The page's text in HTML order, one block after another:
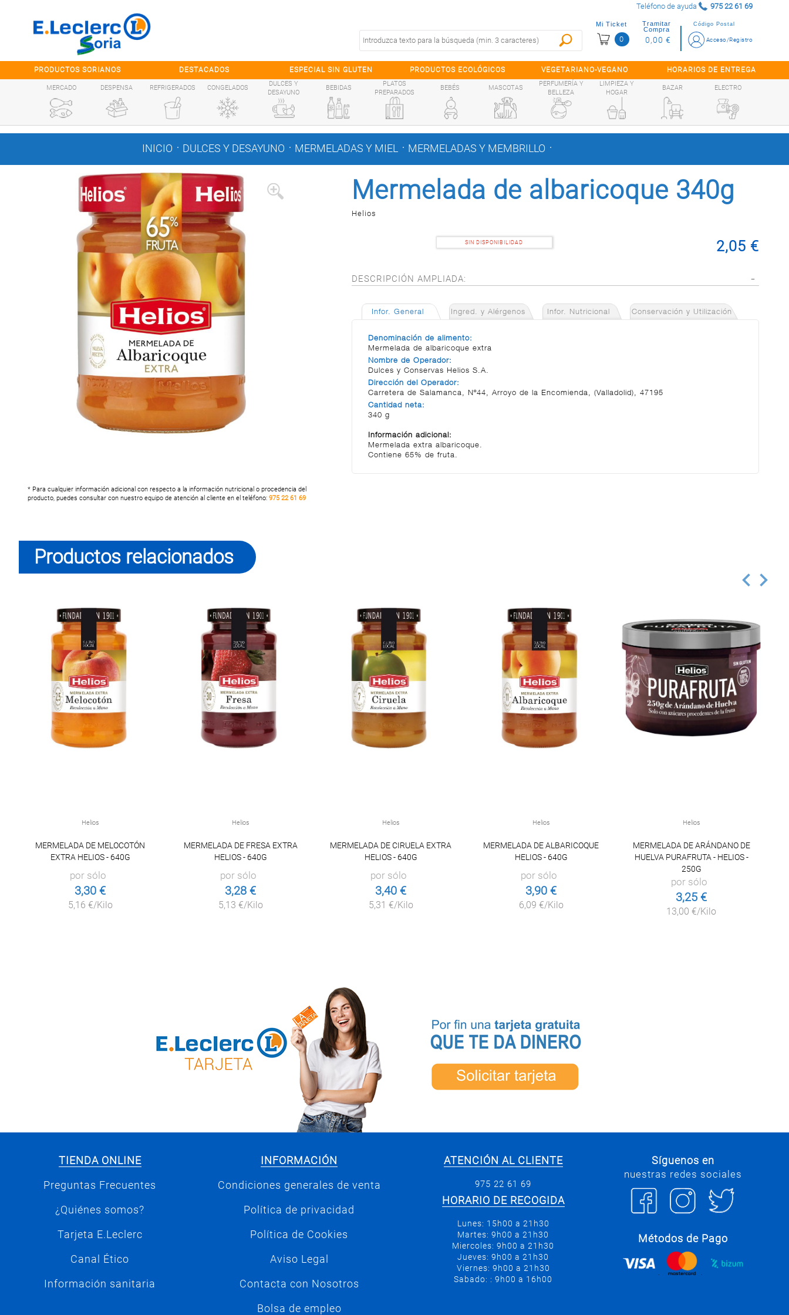
Teléfono de ayuda 975 22 61 69
Código Postal
Acceso/Registro
Mi Ticket
0
Tramitar
Compra
0,00 €
PRODUCTOS SORIANOS DESTACADOS ESPECIAL SIN GLUTEN PRODUCTOS ECOLÓGICOS VEGETARIANO-VEGANO HORARIOS DE ENTREGA
MERCADO DESPENSA REFRIGERADOS CONGELADOS
DULCES Y
DESAYUNO
BEBIDAS
PLATOS
PREPARADOS
BEBÉS MASCOTAS
PERFUMERÍA Y
BELLEZA
LIMPIEZA Y
HOGAR
BAZAR ELECTRO
INICIO . DULCES Y DESAYUNO . MERMELADAS Y MIEL . MERMELADAS Y MEMBRILLO .
Mermelada de albaricoque 340g
Helios
SIN DISPONIBILIDAD 2,05 €
DESCRIPCIÓN AMPLIADA:
Infor. General Ingred. y Alérgenos Infor. Nutricional Conservación y Utilización
Denominación de alimento:
Mermelada de albaricoque extra
Nombre de Operador:
Dulces y Conservas Helios S.A.
Dirección del Operador:
Carretera de Salamanca, Nº44, Arroyo de la Encomienda, (Valladolid), 47195
Cantidad neta:
340 g
Información adicional:
Mermelada extra albaricoque.
Contiene 65% de fruta.
* Para cualquier información adicional con respecto a la información nutricional o procedencia del
producto, puedes consultar con nuestro equipo de atención al cliente en el teléfono: 975 22 61 69
Productos relacionados
Helios
MERMELADA DE MELOCOTÓN
EXTRA HELIOS - 640G
por sólo
3,30 €
5,16 €/Kilo
Helios
MERMELADA DE FRESA EXTRA
HELIOS - 640G
por sólo
3,28 €
5,13 €/Kilo
Helios
MERMELADA DE CIRUELA EXTRA
HELIOS - 640G
por sólo
3,40 €
5,31 €/Kilo
Helios
MERMELADA DE ALBARICOQUE
HELIOS - 640G
por sólo
3,90 €
6,09 €/Kilo
Helios
MERMELADA DE ARÁNDANO DE
HUELVA PURAFRUTA - HELIOS -
250G
por sólo
3,25 €
13,00 €/Kilo
TIENDA ONLINE
Preguntas Frecuentes
¿Quiénes somos?
Tarjeta E.Leclerc
Canal Ético
Información sanitaria
INFORMACIÓN
Condiciones generales de venta
Política de privacidad
Política de Cookies
Aviso Legal
Contacta con Nosotros
Bolsa de empleo
ATENCIÓN AL CLIENTE
975 22 61 69
HORARIO DE RECOGIDA
Lunes: 15h00 a 21h30
Martes: 9h00 a 21h30
Miercoles: 9h00 a 21h30
Jueves: 9h00 a 21h30
Viernes: 9h00 a 21h30
Sabado: : 9h00 a 16h00
Síguenos en
nuestras redes sociales
Métodos de Pago
. .